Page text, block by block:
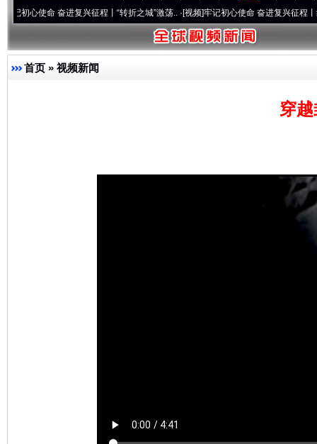
命 奋进复兴征程丨“转折之城”激荡..·[视频]牢记初心使命 奋进复兴征程丨红船起航
首页 » 视频新闻
穿
完善运行机制助力责任有效落实 一纸欠
法